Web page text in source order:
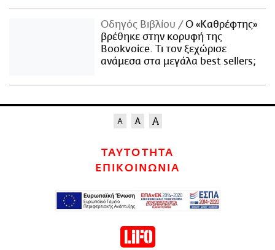
Οδηγός Βιβλίου
Ο «Καθρέφτης»
βρέθηκε στην κορυφή της
Bookvoice. Τι τον ξεχώρισε
ανάμεσα στα μεγάλα best sellers;
ΤΑΥΤΟΤΗΤΑ
ΕΠΙΚΟΙΝΩΝΙΑ